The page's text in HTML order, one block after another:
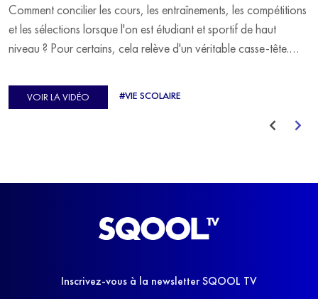
Comment concilier les cours, les entraînements, les compétitions
et les sélections lorsque l'on est étudiant et sportif de haut
niveau ? Pour certains, cela relève d'un véritable casse-tête.
d'Europe de Horse-ball, qui a failli abandonner ses études
avant de trouver un nouvel équilibre.
VOIR LA VIDÉO #VIE SCOLAIRE
Inscrivez-vous à la newsletter SQOOL TV